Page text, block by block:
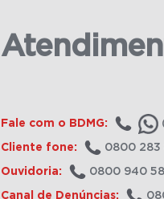
Fale com o BDMG:
Cliente fone: 0800 283
Ouvidoria: 0800 940
Canal de Denúncias: